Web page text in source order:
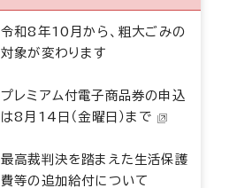
令和8年10月から、粗大ごみの
対象が変わります
プレミアム付電子商品券の申込
は8月14日（金曜日）まで
最高裁判決を踏まえた生活保護
費等の追加給付について